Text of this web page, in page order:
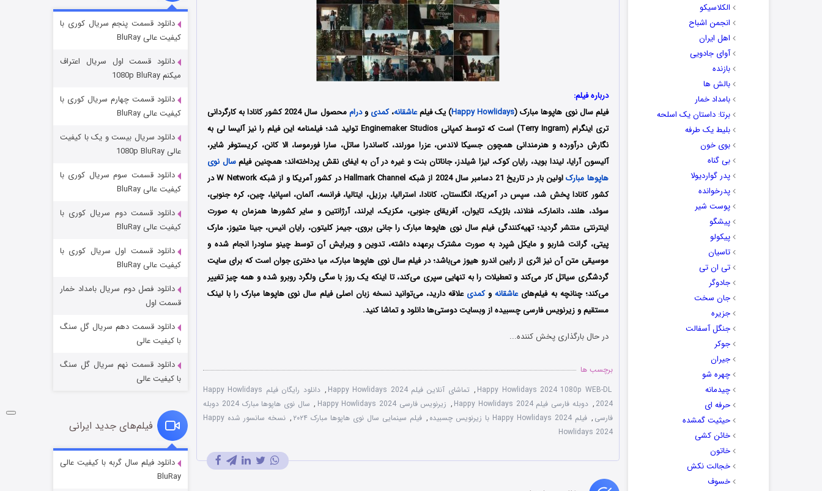
الکلاسیکو
انجمن اشباح
اهل ایران
آوای جادویی
بازنده
بالش ها
بامداد خمار
برتا: داستان یک اسلحه
بلیط یک‌‌ طرفه
بوی خون
بی گناه
پدر گواردیولا
پدرخوانده
پوست شیر
پیشگو
پیکولو
تاسیان
تی ان تی
جادوگر
جان سخت
جزیره
جنگل آسفالت
جوکر
جیران
چهره شو
چیدمانه
حرفه ای
حیثیت گمشده
خائن کشی
خاتون
خجالت نکش
خسوف
درباره فیلم:
فیلمسال نوی هاپوها مبارک(
Happy Howlidays) یک فیلمعاشقانه،کمدی ودرام
محصول سال 2024 کشور کانادا به کارگردانی
تری اینگرام (Terry Ingram) است که توسط کمپانی‌ Enginemaker Studios تولید شد؛ فیلمنامه این فیلم را نیز آلیسا لی به
نگارش درآورده و هنرمندانی همچون جسیکا لاندس، عزرا مورلند، کاساندرا ساتل، سارا فورموسا، الا کانن، کریستوفر شایر،
آلیسون آرایا، لیندا بوید، رایان کوک، لیزا شیلدز، جاناتان بنت و غیره در آن به ایفای نقش پرداخته‌اند؛ همچنین فیلمسال نوی
هاپوها مبارک
اولین بار در تاریخ 21 دسامبر سال 2024 از شبکه ‎Hallmark Channel در کشور آمریکا و از شبکه‌ W Network در
کشور کانادا پخش شد، سپس در آمریکا، انگلستان، کانادا، استرالیا، برزیل، ایتالیا، فرانسه، آلمان، اسپانیا، چین، کره جنوبی،
سوئد، هلند، دانمارک، فنلاند، بلژیک، تایوان، آفریقای جنوبی، مکزیک، ایرلند، آرژانتین و سایر کشورها همزمان به صورت
اینترنتی منتشر گردید؛ تهیه‌کنندگی فیلم سال نوی هاپوها مبارکرا جانی بروی، جیمز کلیتون، رایان انیس، جینا متیوز، مارک
پیتی، گرانت شاربو و مایکل شپرد به صورت مشترک برعهده داشته، تدوین و ویرایش آن توسط چینو ساودرا انجام شده و
موسیقی متن آن نیز اثری از رابین اندرو هیوز می‌باشد؛در فیلمسال نوی هاپوها مبارک،میا دختری جوان است که برای سایت
گردشگری سیاتل کار می‌کند و تعطیلات را به تنهایی سپری می‌کند، تا اینکه یک روز با سگی ولگرد روبرو شده و همه چیز تغییر
می‌کند؛ چنانچه به فیلم‌هایعاشقانهوکمدی علاقه دارید، می‌توانید نسخه زبان اصلی فیلم سال نوی هاپوها مبارکرا با ‌لینک
مستقیم و زیرنویس فارسی چسبیده از وبسایت دوستی‌ها دانلود و تماشا کنید.
در حال بارگذاری پخش کننده...
برچسب ها
Happy Howlidays 2024 1080p WEB-DL
, تماشای آنلاین فیلم Happy Howlidays 2024 ,
دانلود رایگان فیلم Happy Howlidays
2024
, دوبله فارسی فیلم Happy Howlidays 2024 , زیرنویس فارسی Happy Howlidays 2024 ,
سال نوی هاپوها مبارک 2024 دوبله
فارسی , فیلم Happy Howlidays 2024 با زیرنویس چسبیده , فیلم سینمایی سال نوی هاپوها مبارک ۲۰۲۴ ,
نسخه سانسور شده Happy
Howlidays 2024
قسمت۲ (زیرنویس) منتشر شد
مردگان متحرک: شهر مرده ۳
شکست استوارت در نجات جهان
قسمت ۷ (زیرنویس) منتشر شد
شوگر فصل ۲
قسمت
دانلود قسمت پنجم سریال کوری با
کیفیت عالی BluRay
دانلود قسمت اول سریال اعتراف
میکنم 1080p BluRay
دانلود قسمت چهارم سریال کوری با
کیفیت عالی BluRay
دانلود سریال بیست و یک با کیفیت
عالی 1080p BluRay
دانلود قسمت سوم سریال کوری با
کیفیت عالی BluRay
دانلود قسمت دوم سریال کوری با
کیفیت عالی BluRay
دانلود قسمت اول سریال کوری با
کیفیت عالی BluRay
دانلود فصل دوم سریال بامداد خمار
قسمت اول
دانلود قسمت دهم سریال گل سنگ
با کیفیت عالی
دانلود قسمت نهم سریال گل سنگ
با کیفیت عالی
فیلم‌های جدید ایرانی
دانلود فیلم سال گربه با کیفیت عالی
BluRay